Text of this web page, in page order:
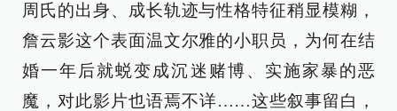
周氏的出身、成长轨迹与性格特征稍显模糊，
詹云影这个表面温文尔雅的小职员，为何在结
婚一年后就蜕变成沉迷赌博、实施家暴的恶
魔，对此影片也语焉不详……这些叙事留白，